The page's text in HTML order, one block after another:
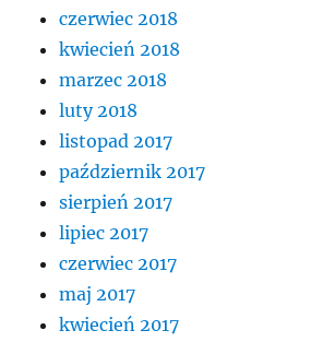
czerwiec 2018
kwiecień 2018
marzec 2018
luty 2018
listopad 2017
październik 2017
sierpień 2017
lipiec 2017
czerwiec 2017
maj 2017
kwiecień 2017